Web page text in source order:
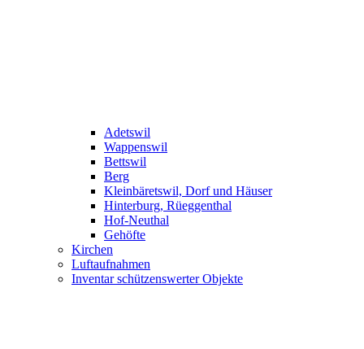
Adetswil
Wappenswil
Bettswil
Berg
Kleinbäretswil, Dorf und Häuser
Hinterburg, Rüeggenthal
Hof-Neuthal
Gehöfte
Kirchen
Luftaufnahmen
Inventar schützenswerter Objekte